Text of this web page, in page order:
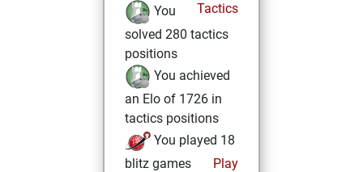
Tactics
You
solved 280 tactics
positions
You achieved
an Elo of 1726 in
tactics positions
You played 18
blitz games
Play